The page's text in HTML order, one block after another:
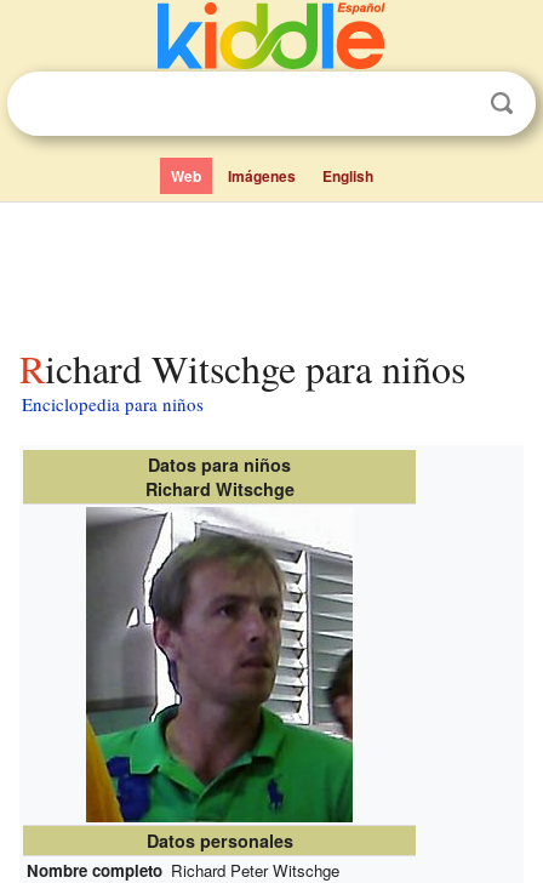
Web Imágenes English
Richard Witschge para niños
Enciclopedia para niños
Datos para niños
Richard Witschge
Datos personales
Nombre completo Richard Peter Witschge